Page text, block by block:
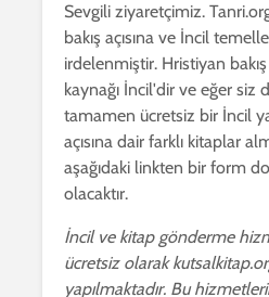
Sevgili ziyaretçimiz.
bakış açısına ve İncil
irdelenmiştir. Hristiyan bakış
kaynağı İncil'dir ve eğer siz
tamamen ücretsiz bir İncil
açısına dair farklı kitaplar
aşağıdaki linkten bir form
olacaktır.
İncil ve kitap gönderme
ücretsiz olarak
yapılmaktadır. Bu